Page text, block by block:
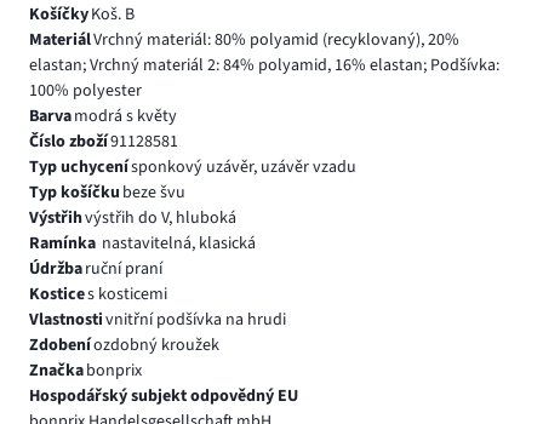
KošíčkyKoš. B
MateriálVrchný materiál: 80% polyamid (recyklovaný), 20%
elastan; Vrchný materiál 2: 84% polyamid, 16% elastan; Podšívka:
100% polyester
Barvamodrá s květy
Číslo zboží91128581
Typ uchycenísponkový uzávěr, uzávěr vzadu
Typ košíčku beze švu
Výstřihvýstřih do V, hluboká
Ramínka nastavitelná, klasická
Údržbaruční praní
Kostices kosticemi
Vlastnostivnitřní podšívka na hrudi
Zdobeníozdobný kroužek
Značkabonprix
Hospodářský subjekt odpovědný EU